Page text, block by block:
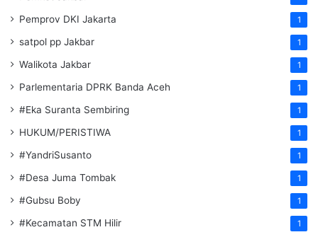
Pemprov DKI Jakarta 1
satpol pp Jakbar 1
Walikota Jakbar 1
Parlementaria DPRK Banda Aceh 1
#Eka Suranta Sembiring 1
HUKUM/PERISTIWA 1
#YandriSusanto 1
#Desa Juma Tombak 1
#Gubsu Boby 1
#Kecamatan STM Hilir 1